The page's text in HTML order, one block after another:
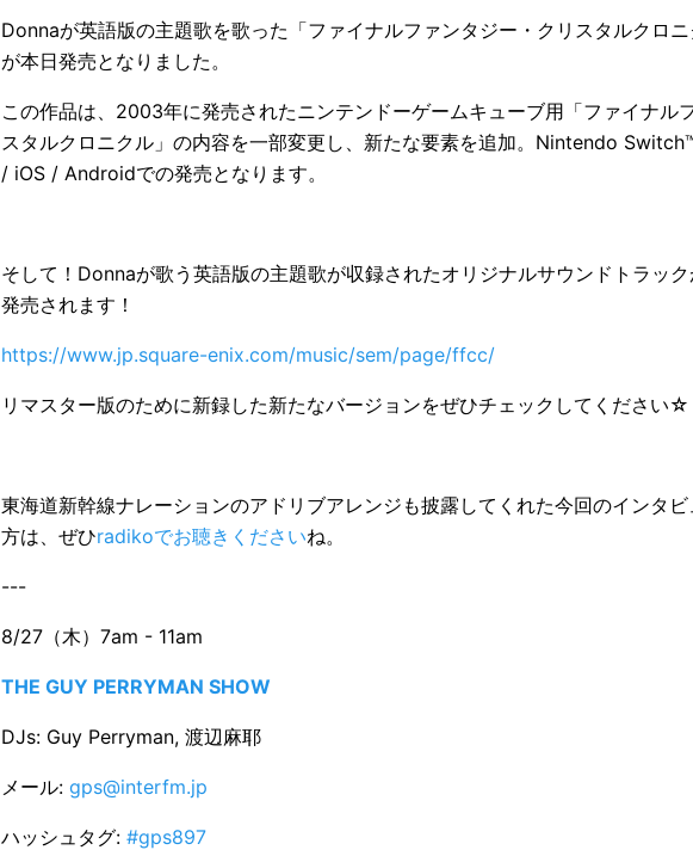
Donnaが英語版の主題歌を歌った「ファイナルファンタジー・クリスタルクロ
が本日発売となりました。
この作品は、2003年に発売されたニンテンドーゲームキューブ用「ファイナル
スタルクロニクル」の内容を一部変更し、新たな要素を追加。Nintendo
/ iOS / Androidでの発売となります。
そして！Donnaが歌う英語版の主題歌が収録されたオリジナルサウンドトラッ
発売されます！
https://www.jp.square-enix.com/music/sem/page/ffcc/
リマスター版のために新録した新たなバージョンをぜひチェックしてください☆
東海道新幹線ナレーションのアドリブアレンジも披露してくれた今回のインタ
方は、ぜひradikoでお聴きくださいね。
---
8/27（木）7am - 11am
THE GUY PERRYMAN SHOW
DJs: Guy Perryman, 渡辺麻耶
メール: gps@interfm.jp
ハッシュタグ: #gps897